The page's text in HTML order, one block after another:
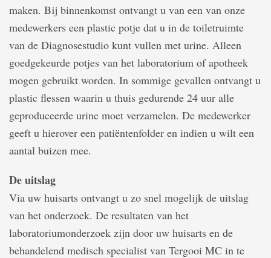
maken. Bij binnenkomst ontvangt u van een van onze
medewerkers een plastic potje dat u in de toiletruimte
van de Diagnosestudio kunt vullen met urine. Alleen
goedgekeurde potjes van het laboratorium of apotheek
mogen gebruikt worden. In sommige gevallen ontvangt u
plastic flessen waarin u thuis gedurende 24 uur alle
geproduceerde urine moet verzamelen. De medewerker
geeft u hierover een patiëntenfolder en indien u wilt een
aantal buizen mee.
De uitslag
Via uw huisarts ontvangt u zo snel mogelijk de uitslag
van het onderzoek. De resultaten van het
laboratoriumonderzoek zijn door uw huisarts en de
behandelend medisch specialist van Tergooi MC in te